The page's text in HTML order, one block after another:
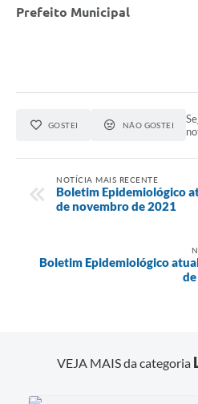
Prefeito Municipal
GOSTEI NÃO GOSTEI
NOTÍCIA MAIS RECENTE
Boletim Epidemiológico
de novembro de 2021
Boletim Epidemiológico
VEJA MAIS da categoria